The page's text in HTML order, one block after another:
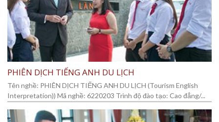
PHIÊN DỊCH TIẾNG ANH DU LỊCH
Tên nghề: PHIÊN DỊCH TIẾNG ANH DU LỊCH (Tourism English
Interpretation)) Mã nghề: 6220203 Trình độ đào tạo: Cao đẳng/...